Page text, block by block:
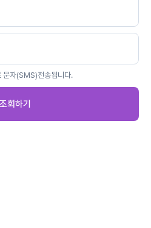
문자(SMS)전송됩니다.
조회하기